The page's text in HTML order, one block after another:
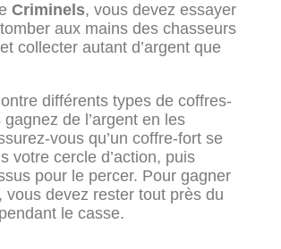
Criminels, vous devez essayer
aux mains des chasseurs
collecter autant d’argent que
différents types de coffres-
de l’argent en les
vous qu’un coffre-fort se
votre cercle d’action, puis
pour le percer. Pour gagner
vous devez rester tout près du
le casse.